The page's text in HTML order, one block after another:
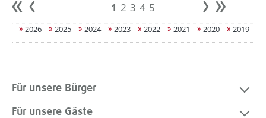
Anfang 1 2 3 4 5 weiter
2026 2025 2024 2023 2022 2021 2020 2019
Für unsere Bürger
Für unsere Gäste